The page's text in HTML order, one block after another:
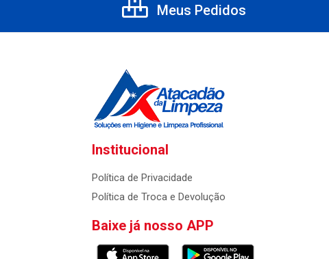
Meus Pedidos
Institucional
Política de Privacidade
Política de Troca e Devolução
Baixe já nosso APP